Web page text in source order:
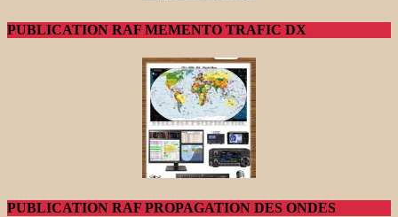
PUBLICATION RAF MEMENTO TRAFIC DX
PUBLICATION RAF PROPAGATION DES ONDES